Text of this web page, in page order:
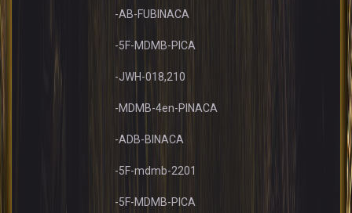
-AB-FUBINACA
-5F-MDMB-PICA
-JWH-018,210
-MDMB-4en-PINACA
-ADB-BINACA
-5F-mdmb-2201
-5F-MDMB-PICA